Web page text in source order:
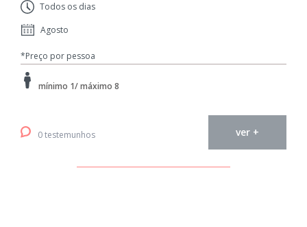
Todos os dias
Agosto
*Preço por pessoa
mínimo 1/ máximo 8
0 testemunhos ver +